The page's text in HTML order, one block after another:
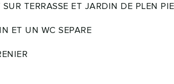
TERRASSE ET JARDIN DE PLEN
ET UN WC SEPARE